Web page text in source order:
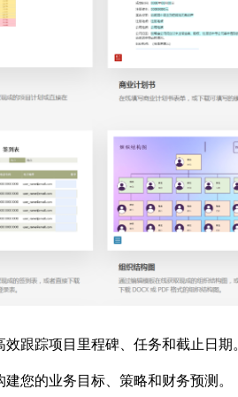
效跟踪项目里程碑、任务和截止日期。
建您的业务目标、策略和财务预测。